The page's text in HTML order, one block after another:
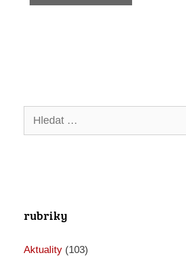
e
p
k
e
Hledat:
rubriky
Aktuality (103)